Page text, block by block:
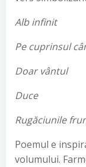
Alb infinit
Pe cuprinsul
Doar vântul
Duce
Rugăciunile
Poemul e
volumului.